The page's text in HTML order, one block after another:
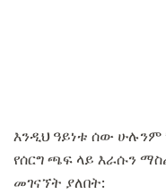
እንዲህ ዓይነቱ ሰው ሁሉንም
የሰርግ ጫፍ ላይ እራሱን
መገናኘት ያለበት: